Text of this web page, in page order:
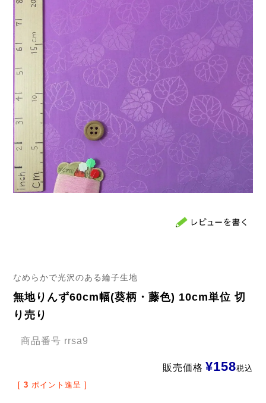
なめらかで光沢のある綸子生地
無地りんず60cm幅(葵柄・藤色) 10cm単位 切
り売り
商品番号 rrsa9
販売価格 ¥158税込
[ 3 ポイント進呈 ]